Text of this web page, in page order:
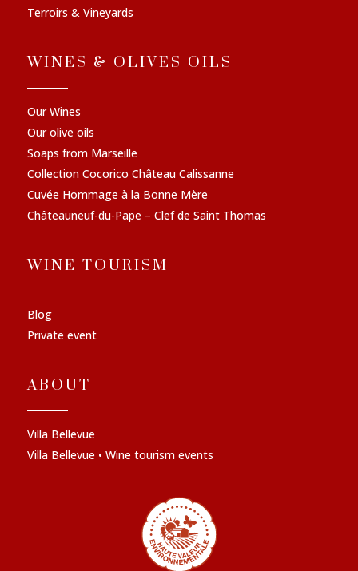
Terroirs & Vineyards
WINES & OLIVES OILS
Our Wines
Our olive oils
Soaps from Marseille
Collection Cocorico Château Calissanne
Cuvée Hommage à la Bonne Mère
Châteauneuf-du-Pape – Clef de Saint Thomas
WINE TOURISM
Blog
Private event
ABOUT
Villa Bellevue
Villa Bellevue • Wine tourism events